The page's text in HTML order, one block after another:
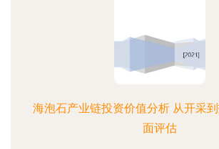
海泡石产业链投资价值分析 从开采
面评估